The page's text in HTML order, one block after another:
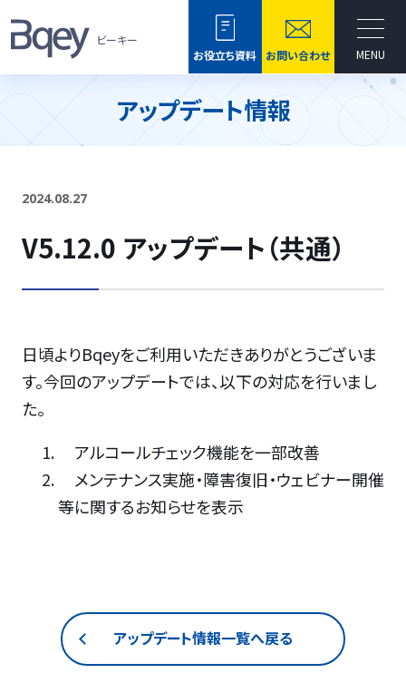
ビーキー
お役立ち資料
お問い合わせ MENU
アップデート情報
2024.08.27
V5.12.0 アップデート（共通）
日頃よりBqeyをご利用いただきありがとうございま
す。今回のアップデートでは、以下の対応を行いまし
た。
アルコールチェック機能を一部改善
メンテナンス実施・障害復旧・ウェビナー開催
等に関するお知らせを表示
アップデート情報一覧へ戻る